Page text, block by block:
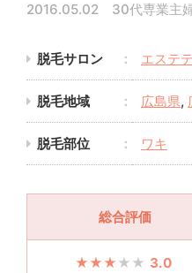
2016.05.02 30代専業主
脱毛サロン エステ
脱毛地域 広島県,
脱毛部位 ワキ
総合評価
3.0